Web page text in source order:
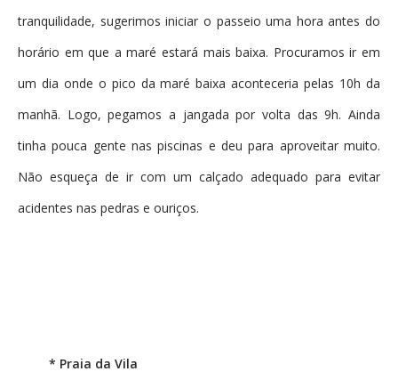
tranquilidade, sugerimos iniciar o passeio uma hora antes do
horário em que a maré estará mais baixa. Procuramos ir em
um dia onde o pico da maré baixa aconteceria pelas 10h da
manhã. Logo, pegamos a jangada por volta das 9h. Ainda
tinha pouca gente nas piscinas e deu para aproveitar muito.
Não esqueça de ir com um calçado adequado para evitar
acidentes nas pedras e ouriços.
* Praia da Vila